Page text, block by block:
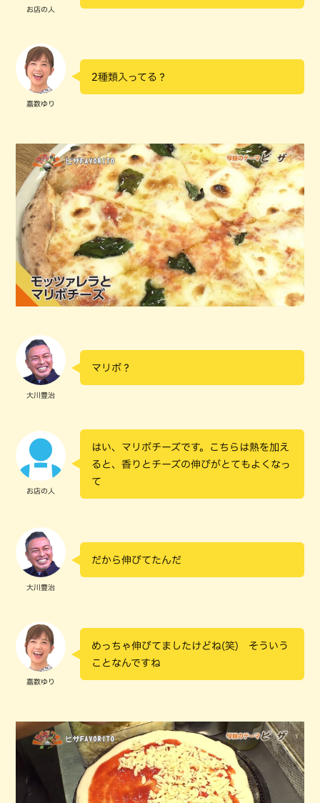
お店の人
嘉数ゆり
2種類入ってる？
大川豊治
マリボ？
お店の人
はい、マリボチーズです。こちらは熱を加え
ると、香りとチーズの伸びがとてもよくなっ
て
大川豊治
だから伸びてたんだ
嘉数ゆり
めっちゃ伸びてましたけどね(笑) そういう
ことなんですね